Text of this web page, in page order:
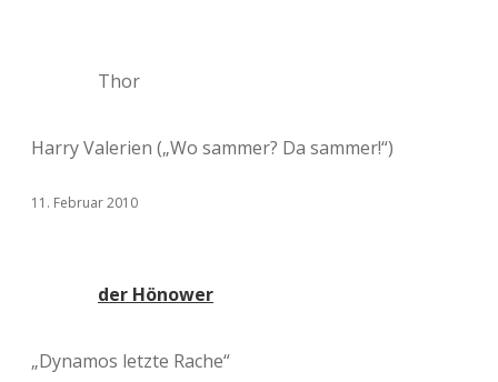
Thor
Harry Valerien („Wo sammer? Da sammer!“)
11. Februar 2010
der Hönower
„Dynamos letzte Rache“